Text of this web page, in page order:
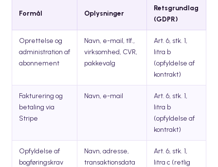
Formål Oplysninger
Retsgrundlag
(GDPR)
Oprettelse og
administration af
abonnement
Navn, e-mail, tlf.,
virksomhed, CVR,
pakkevalg
Art. 6, stk. 1,
litra b
(opfyldelse af
kontrakt)
Fakturering og
betaling via
Stripe
Navn, e-mail
Art. 6, stk. 1,
litra b
(opfyldelse af
kontrakt)
Opfyldelse af
bogføringskrav
Navn, adresse,
transaktionsdata
Art. 6, stk. 1,
litra c (retlig